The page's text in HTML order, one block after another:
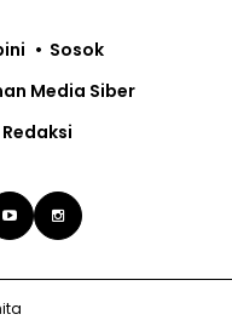
Sosok
Media Siber
Redaksi